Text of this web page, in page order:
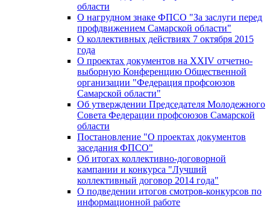
области
О нагрудном знаке ФПСО "За заслуги перед
профдвижением Самарской области"
О коллективных действиях 7 октября 2015
года
О проектах документов на XXIV отчетно-
выборную Конференцию Общественной
организации "Федерация профсоюзов
Самарской области"
Об утверждении Председателя Молодежного
Совета Федерации профсоюзов Самарской
области
Постановление "О проектах документов
заседания ФПСО"
Об итогах коллективно-договорной
кампании и конкурса "Лучший
коллективный договор 2014 года"
О подведении итогов смотров-конкурсов по
информационной работе